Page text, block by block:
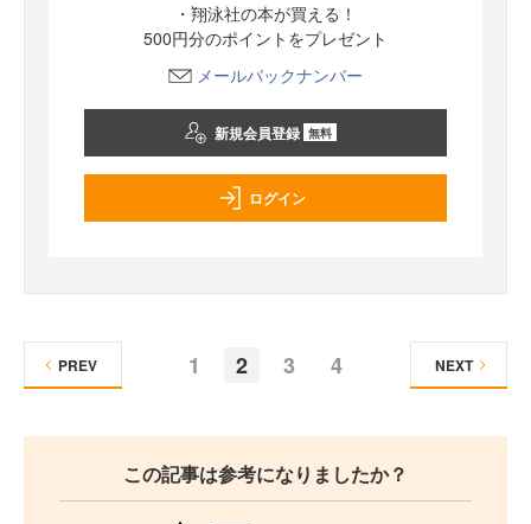
・翔泳社の本が買える！
500円分のポイントをプレゼント
メールバックナンバー
新規会員登録 無料
ログイン
1 2 3 4
PREV NEXT
この記事は参考になりましたか？